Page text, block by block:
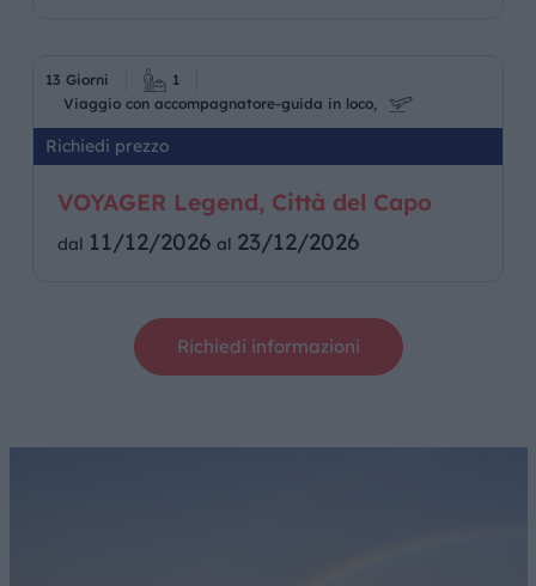
13 Giorni
1
Viaggio con accompagnatore-guida in loco,
Richiedi prezzo
VOYAGER Legend, Città del Capo
dal 11/12/2026 al 23/12/2026
Richiedi informazioni